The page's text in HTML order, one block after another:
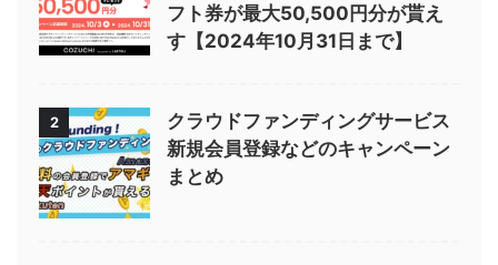
フト券が最大50,500円分が貰え
す【2024年10月31日まで】
2
クラウドファンディングサービス
新規会員登録などのキャンペーン
まとめ